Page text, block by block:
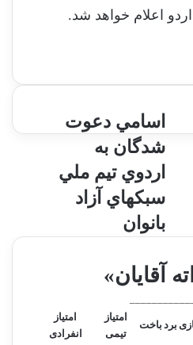
اعلام خواهد شد.
س
ا
م
ي
د
ع
و
ش
د
گ
اسامي دعوت
شدگان به
اردوي تيم ملي
سبكهاي آزاد
بانوان
آقایان»
برد باخت
امتیاز
تیمی
امتیاز
انفرادی